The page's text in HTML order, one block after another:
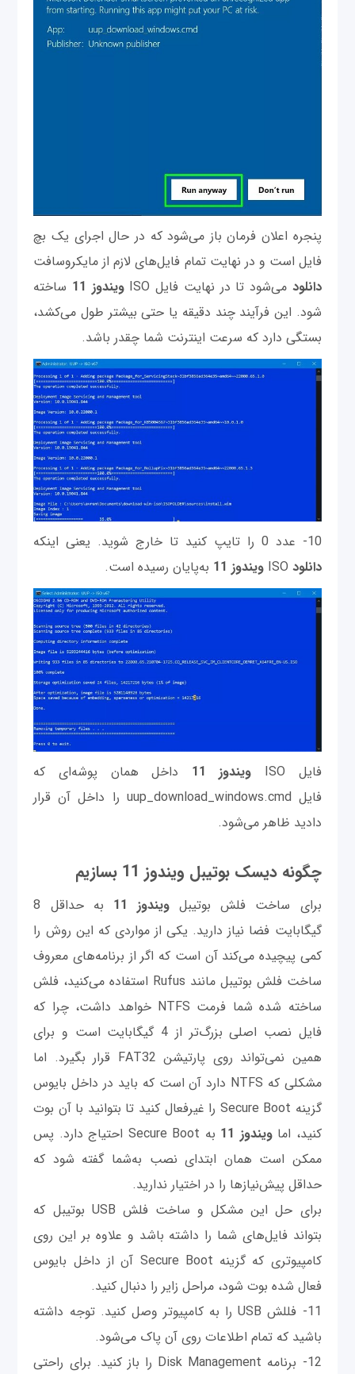
پنجره اعلان فرمان باز می‌شود که در حال اجرای یک بچ
فایل است و در نهایت تمام فایل‌های لازم از مایکروسافت
دانلود می‌شود تا در نهایت فایل ISO ویندوز 11
ساخته
شود. این فرآیند چند دقیقه یا حتی بیشتر طول می‌کشد،
بستگی دارد که سرعت اینترنت شما چقدر باشد.
10- عدد 0 را تایپ کنید تا خارج شوید. یعنی اینکه
دانلود
ویندوز 11 به‌پایان رسیده است.
فایل ISO ویندوز 11
داخل همان پوشه‌ای که
فایل uup_download_windows.cmd را داخل آن قرار
دادید ظاهر می‌شود.
چگونه دیسک بوتیبل ویندوز 11 بسازیم
برای ساخت فلش بوتیبل ویندوز 11
به حداقل 8
گیگابایت فضا نیاز دارید. یکی از مواردی که این روش را
کمی پیچیده می‌کند آن است که اگر از برنامه‌های معروف
ساخت فلش بوتیبل مانند Rufus استفاده می‌کنید، فلش
ساخته شده شما فرمت NTFS خواهد داشت، چرا که
فایل نصب اصلی بزرگ‌تر از 4 گیگابایت است و برای
همین نمی‌تواند روی پارتیشن FAT32 قرار بگیرد. اما
مشکلی که NTFS دارد آن است که باید در داخل بایوس
گزینه Secure Boot را غیرفعال کنید تا بتوانید با آن بوت
کنید، اماویندوز 11
به Secure Boot احتیاج دارد. پس
ممکن است همان ابتدای نصب به‌شما گفته شود که
حداقل پیش‌نیازها را در اختیار ندارید.
برای حل این مشکل و ساخت فلش USB بوتیبل که
بتواند فایل‌های شما را داشته باشد و علاوه بر این روی
کامپیوتری که گزینه Secure Boot آن از داخل بایوس
فعال شده بوت شود، مراحل زایر را دنبال کنید.
11- فللش USB را به کامپیوتر وصل کنید. توجه داشته
باشید که تمام اطلاعات روی آن پاک می‌شود.
12- برنامه Disk Management را باز کنید. برای راحتی